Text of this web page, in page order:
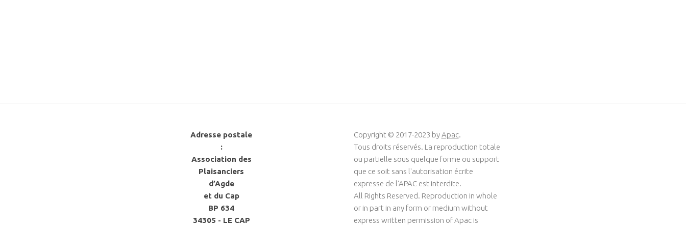
Adresse postale
:
Association des
Plaisanciers
d’Agde
et du Cap
BP 634
34305 - LE CAP
Copyright © 2017-2023 byApac.
Tous droits réservés. La reproduction totale
ou partielle sous quelque forme ou support
que ce soit sans l'autorisation écrite
expresse de l'APAC est interdite.
All Rights Reserved. Reproduction in whole
or in part in any form or medium without
express written permission of Apac is